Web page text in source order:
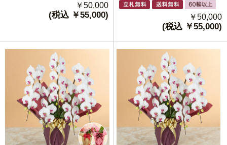
￥50,000
(税込 ￥55,000) ￥50,000
(税込 ￥55,000)